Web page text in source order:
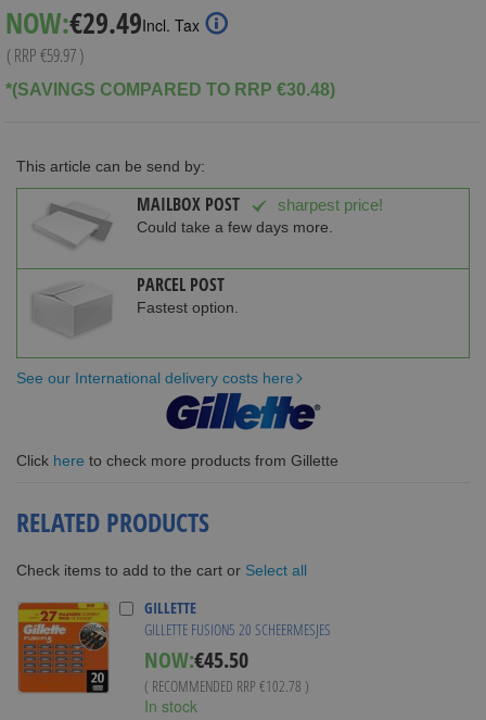
NOW:Special
Price
€29.49Incl. Tax
( RRP€59.97)
*(SAVINGS COMPARED TO RRP €30.48)
This article can be send by:
MAILBOX POST sharpest price!
Could take a few days more.
PARCEL POST
Fastest option.
See our International delivery costs here
Click here to check more products from Gillette
RELATED PRODUCTS
Check items to add to the cart or Select all
GILLETTE
GILLETTE FUSION5 20 SCHEERMESJES
NOW:€45.50
( RECOMMENDED RRP €102.78 )
In stock